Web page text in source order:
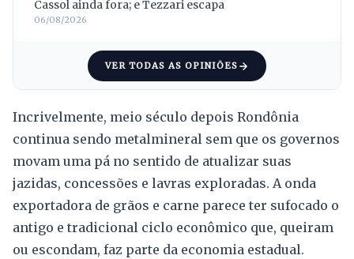
Cassol ainda fora; e Tezzari escapa
06/08/2026
VER TODAS AS OPINIÕES
Incrivelmente, meio século depois Rondônia
continua sendo metalmineral sem que os governos
movam uma pá no sentido de atualizar suas
jazidas, concessões e lavras exploradas. A onda
exportadora de grãos e carne parece ter sufocado o
antigo e tradicional ciclo econômico que, queiram
ou escondam, faz parte da economia estadual.